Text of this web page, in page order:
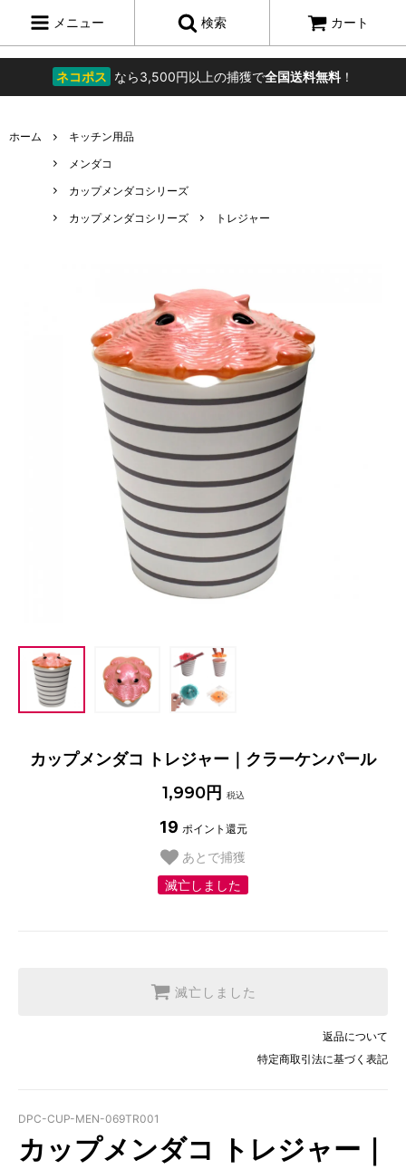
ネコポス なら3,500円以上の捕獲で全国送料無料！
メニュー 検索 カート
ホーム
キッチン用品
メンダコ
カップメンダコシリーズ
カップメンダコシリーズ
トレジャー
カップメンダコ トレジャー｜クラーケンパール
1,990円 税込
19 ポイント還元
あとで捕獲
滅亡しました
滅亡しました
返品について
特定商取引法に基づく表記
DPC-CUP-MEN-069TR001
カップメンダコ トレジャー｜